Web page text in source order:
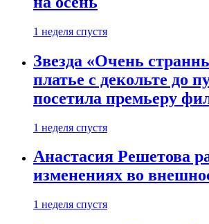
1 неделя спустя
Звезда «Очень
платье с декольте до
посетила премьеру
1 неделя спустя
Анастасия Решетова
изменениях во
1 неделя спустя